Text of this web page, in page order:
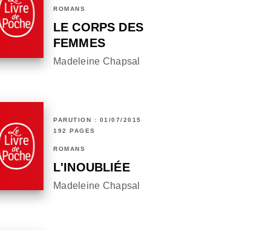
ROMANS
LE CORPS DES
FEMMES
Madeleine Chapsal
PARUTION : 01/07/2015
192 PAGES
ROMANS
L'INOUBLIÉE
Madeleine Chapsal